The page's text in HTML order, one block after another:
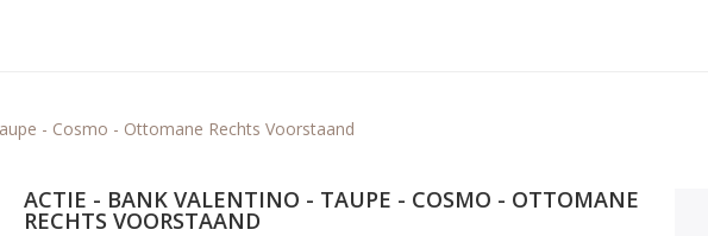
- Cosmo - Ottomane Rechts Voorstaand
ACTIE - BANK VALENTINO - TAUPE - COSMO - OTTOMANE
RECHTS VOORSTAAND